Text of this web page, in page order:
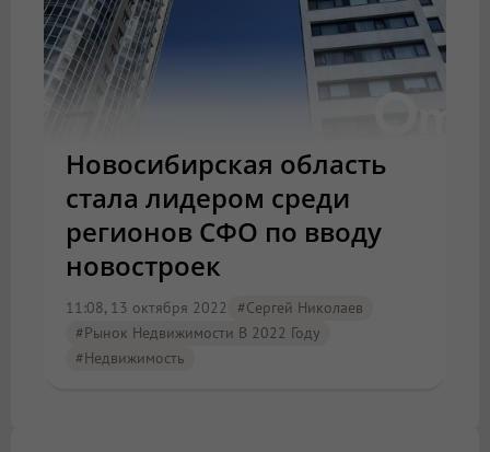
Новосибирская область
стала лидером среди
регионов СФО по вводу
новостроек
11:08, 13 октября 2022
#Сергей Николаев
#Рынок Недвижимости В 2022 Году
#Недвижимость